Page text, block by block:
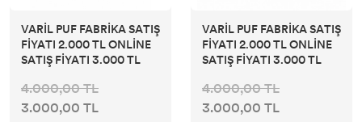
VARİL PUF FABRİKA SATIŞ
FİYATI 2.000 TL ONLİNE
SATIŞ FİYATI 3.000 TL
4.000,00 TL
3.000,00 TL
VARİL PUF FABRİKA SATIŞ
FİYATI 2.000 TL ONLİNE
SATIŞ FİYATI 3.000 TL
4.000,00 TL
3.000,00 TL